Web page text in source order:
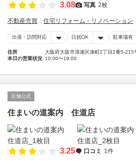
3.08 写真 2枚
不動産売買 住宅リフォーム・リノベーション
出張・訪問対応 日祝OK 駐車場有
住所
大阪府大阪市浪速区湊町2丁目2番5-215
本日の営業状況 10:00〜19:00
店舗公式
住まいの道案内 住道店
3.25 口コミ 1件